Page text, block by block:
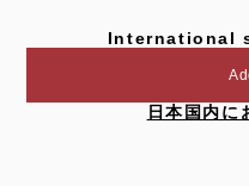
International
日本国内に